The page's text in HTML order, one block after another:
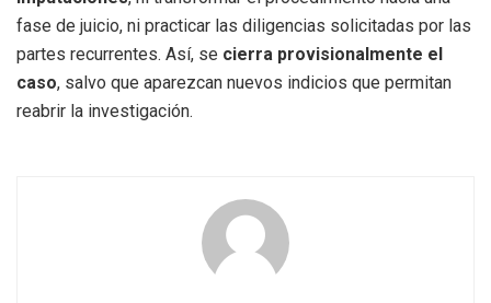
fase de juicio, ni practicar las diligencias solicitadas por las
partes recurrentes. Así, se cierra provisionalmente el
caso, salvo que aparezcan nuevos indicios que permitan
reabrir la investigación.